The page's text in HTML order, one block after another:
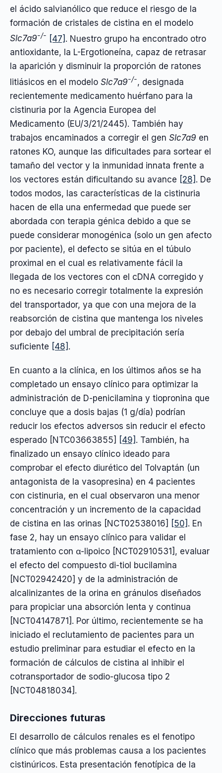
el ácido salvianólico que reduce el riesgo de la
formación de cristales de cistina en el modelo
Slc7a9-/- [47] . Nuestro grupo ha encontrado otro
antioxidante, la L-Ergotioneína, capaz de retrasar
la aparición y disminuir la proporción de ratones
litiásicos en el modelo Slc7a9-/-, designada
recientemente medicamento huérfano para la
cistinuria por la Agencia Europea del
Medicamento (EU/3/21/2445). También hay
trabajos encaminados a corregir el gen Slc7a9 en
ratones KO, aunque las dificultades para sortear el
tamaño del vector y la inmunidad innata frente a
los vectores están dificultando su avance [28] . De
todos modos, las características de la cistinuria
hacen de ella una enfermedad que puede ser
abordada con terapia génica debido a que se
puede considerar monogénica (solo un gen afecto
por paciente), el defecto se sitúa en el túbulo
proximal en el cual es relativamente fácil la
llegada de los vectores con el cDNA corregido y
no es necesario corregir totalmente la expresión
del transportador, ya que con una mejora de la
reabsorción de cistina que mantenga los niveles
por debajo del umbral de precipitación sería
suficiente [48] .
En cuanto a la clínica, en los últimos años se ha
completado un ensayo clínico para optimizar la
administración de D-penicilamina y tiopronina que
concluye que a dosis bajas (1 g/día) podrían
reducir los efectos adversos sin reducir el efecto
esperado [NTC03663855] [49] . También, ha
finalizado un ensayo clínico ideado para
comprobar el efecto diurético del Tolvaptán (un
antagonista de la vasopresina) en 4 pacientes
con cistinuria, en el cual observaron una menor
concentración y un incremento de la capacidad
de cistina en las orinas [NCT02538016] [50] . En
fase 2, hay un ensayo clínico para validar el
tratamiento con α-lipoico [NCT02910531], evaluar
el efecto del compuesto di-tiol bucilamina
[NCT02942420] y de la administración de
alcalinizantes de la orina en gránulos diseñados
para propiciar una absorción lenta y continua
[NCT04147871]. Por último, recientemente se ha
iniciado el reclutamiento de pacientes para un
estudio preliminar para estudiar el efecto en la
formación de cálculos de cistina al inhibir el
cotransportador de sodio-glucosa tipo 2
[NCT04818034].
Direcciones futuras
El desarrollo de cálculos renales es el fenotipo
clínico que más problemas causa a los pacientes
cistinúricos. Esta presentación fenotípica de la